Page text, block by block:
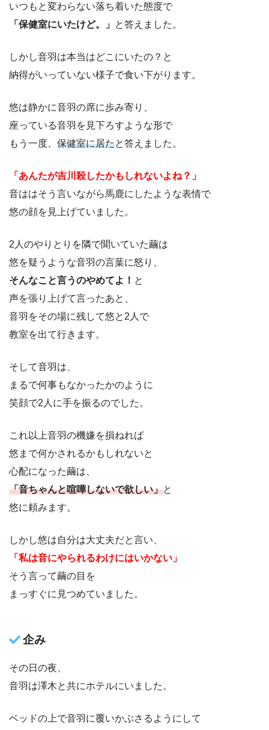
いつもと変わらない落ち着いた態度で
「保健室にいたけど。」 と答えました。
しかし音羽は本当はどこにいたの？と
納得がいっていない様子で食い下がります。
悠は静かに音羽の席に歩み寄り、
座っている音羽を見下ろすような形で
もう一度、 保健室に居たと答えました。
「あんたが吉川殺したかもしれないよね？」
音ははそう言いながら馬鹿にしたような表情で
悠の顔を見上げていました。
2人のやりとりを隣で聞いていた繭は
悠を疑うような音羽の言葉に怒り、
そんなこと言うのやめてよ！ と
声を張り上げて言ったあと、
音羽をその場に残して悠と2人で
教室を出て行きます。
そして音羽は、
まるで何事もなかったかのように
笑顔で2人に手を振るのでした。
これ以上音羽の機嫌を損ねれば
悠まで何かされるかもしれないと
心配になった繭は、
「音ちゃんと喧嘩しないで欲しい」と
悠に頼みます。
しかし悠は自分は大丈夫だと言い、
「私は音にやられるわけにはいかない」
そう言って繭の目を
まっすぐに見つめていました。
企み
その日の夜、
音羽は澤木と共にホテルにいました。
ベッドの上で音羽に覆いかぶさるようにして